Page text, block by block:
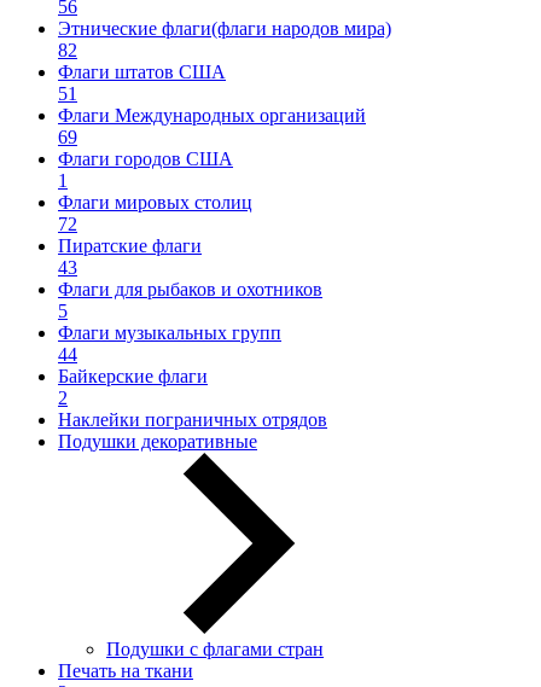
56
Этнические флаги(флаги народов мира)
82
Флаги штатов США
51
Флаги Международных организаций
69
Флаги городов США
1
Флаги мировых столиц
72
Пиратские флаги
43
Флаги для рыбаков и охотников
5
Флаги музыкальных групп
44
Байкерские флаги
2
Наклейки пограничных отрядов
Подушки декоративные
Подушки с флагами стран
Печать на ткани